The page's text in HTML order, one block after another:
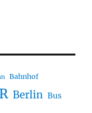
Bahnhof
Berlin Bus